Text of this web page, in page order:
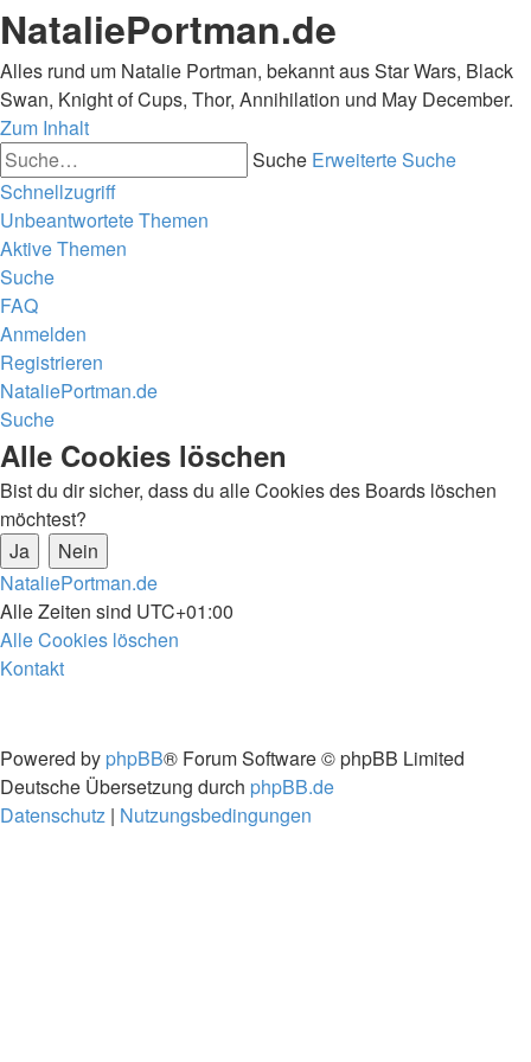
NataliePortman.de
Alles rund um Natalie Portman, bekannt aus Star Wars, Black
Swan, Knight of Cups, Thor, Annihilation und May December.
Zum Inhalt
Suche Erweiterte Suche
Schnellzugriff
Unbeantwortete Themen
Aktive Themen
Suche
FAQ
Anmelden
Registrieren
NataliePortman.de
Suche
Alle Cookies löschen
Bist du dir sicher, dass du alle Cookies des Boards löschen
möchtest?
NataliePortman.de
Alle Zeiten sind UTC+01:00
Alle Cookies löschen
Kontakt
Powered by phpBB® Forum Software © phpBB Limited
Deutsche Übersetzung durch phpBB.de
Datenschutz | Nutzungsbedingungen